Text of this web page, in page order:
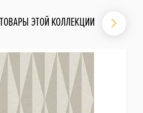
ЭТОЙ КОЛЛЕКЦИИ